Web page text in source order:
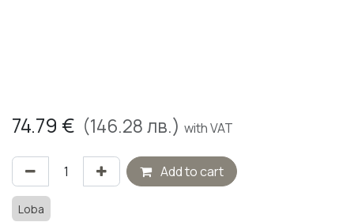
74.79 € (146.28лв.) with VAT
Add to cart
Loba